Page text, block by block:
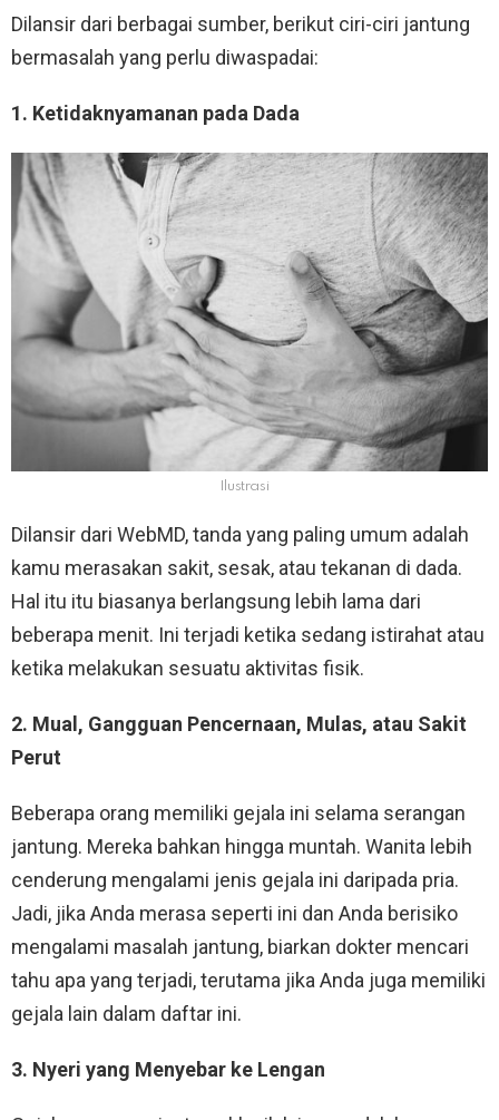
Dilansir dari berbagai sumber, berikut ciri-ciri jantung
bermasalah yang perlu diwaspadai:
1. Ketidaknyamanan pada Dada
Ilustrasi
Dilansir dari WebMD, tanda yang paling umum adalah
kamu merasakan sakit, sesak, atau tekanan di dada.
Hal itu itu biasanya berlangsung lebih lama dari
beberapa menit. Ini terjadi ketika sedang istirahat atau
ketika melakukan sesuatu aktivitas fisik.
2. Mual, Gangguan Pencernaan, Mulas, atau Sakit
Perut
Beberapa orang memiliki gejala ini selama serangan
jantung. Mereka bahkan hingga muntah. Wanita lebih
cenderung mengalami jenis gejala ini daripada pria.
Jadi, jika Anda merasa seperti ini dan Anda berisiko
mengalami masalah jantung, biarkan dokter mencari
tahu apa yang terjadi, terutama jika Anda juga memiliki
gejala lain dalam daftar ini.
3. Nyeri yang Menyebar ke Lengan